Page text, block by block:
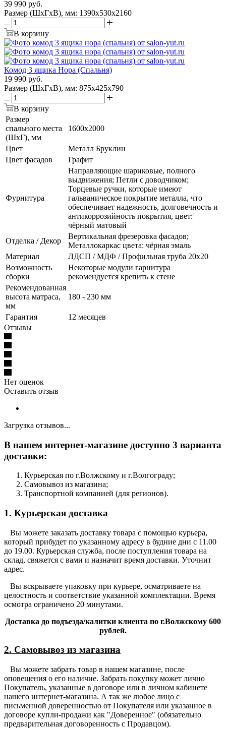
39 990 руб.
Размер (ШхГхВ), мм: 1390х530х2160
В корзину
Комод 3 ящика Нора (Спальня)
19 990 руб.
Размер (ШхГхВ), мм: 875х425х790
В корзину
Размер
спального места
(ШхГ), мм
1600х2000
Цвет
Металл Бруклин
Цвет фасадов
Графит
Фурнитура
Направляющие шариковые, полного
выдвижения; Петли с доводчиком;
Торцевые ручки, которые имеют
гальваническое покрытие металла, что
обеспечивает надежность, долговечность и
антикоррозийность покрытия, цвет:
чёрный матовый
Отделка / Декор
Вертикальная фрезеровка фасадов;
Металлокаркас цвета: чёрная эмаль
Материал
ЛДСП / МДФ / Профильная труба 20х20
Возможность
сборки
Некоторые модули гарнитура
рекомендуется крепить к стене
Рекомендованная
высота матраса,
мм
180 - 230 мм
Гарантия
12 месяцев
Отзывы
Нет оценок
Оставить отзыв
Загрузка отзывов...
В нашем интернет-магазине доступно 3 варианта
доставки:
Курьерская по г.Волжскому и г.Волгограду;
Самовывоз из магазина;
Транспортной компанией (для регионов).
1. Курьерская доставка
Вы можете заказать доставку товара с помощью курьера,
который прибудет по указанному адресу в будние дни с 11.00
до 19.00. Курьерская служба, после поступления товара на
склад, свяжется с вами и назначит время доставки. Уточнит
адрес.
Вы вскрываете упаковку при курьере, осматриваете на
целостность и соответствие указанной комплектации. Время
осмотра ограничено 20 минутами.
Доставка до подъезда/калитки клиента по г.Волжскому 600
рублей.
2. Самовывоз из магазина
Вы можете забрать товар в нашем магазине, после
оповещения о его наличие. Забрать покупку может лично
Покупатель, указанные в договоре или в личном кабинете
нашего интернет-магазина. А так же любое лицо с
письменной доверенностью от Покупателя или указанное в
договоре купли-продажи как "Доверенное" (обязательно
предварительная договоренность с Продавцом).